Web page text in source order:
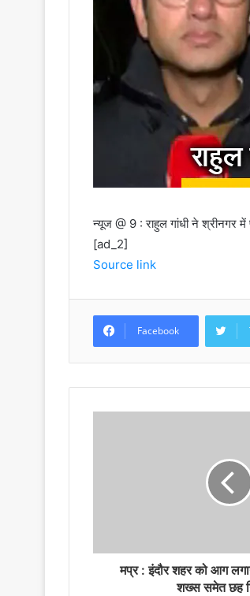
न्‍यूज @ 9 : राहुल गांधी ने श्रीनगर में
[ad_2]
Source link
Facebook
मप्र : इंदौर शहर को आग
शख्स समेत छह